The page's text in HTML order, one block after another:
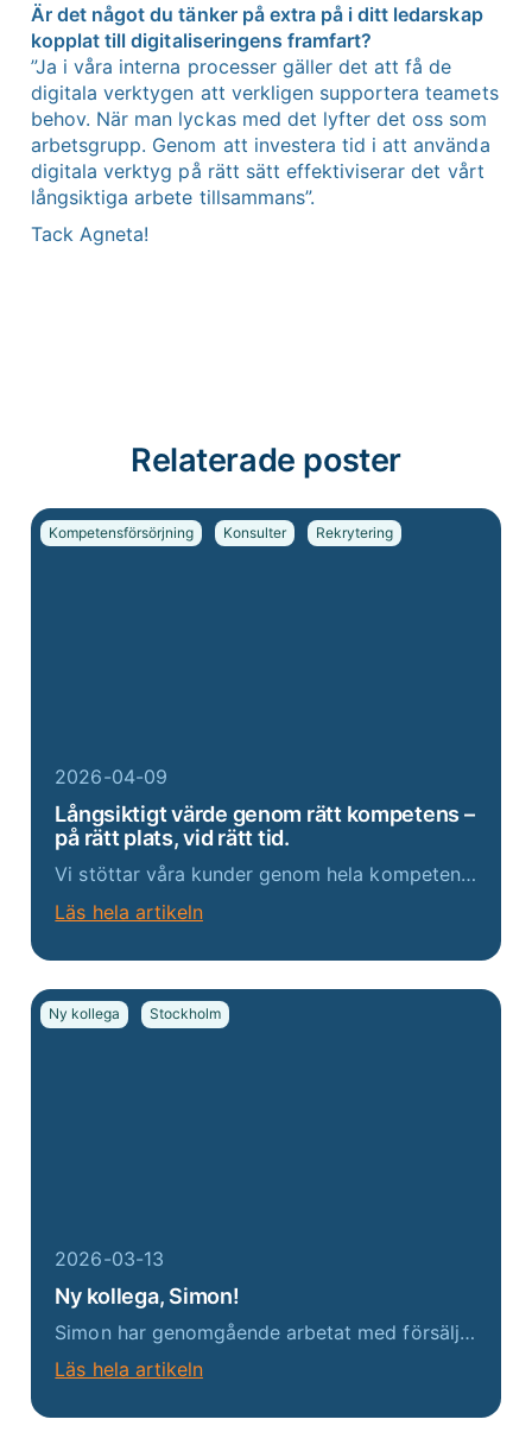
Är det något du tänker på extra på i ditt ledarskap
kopplat till digitaliseringens framfart?
”Ja i våra interna processer gäller det att få de
digitala verktygen att verkligen supportera teamets
behov. När man lyckas med det lyfter det oss som
arbetsgrupp. Genom att investera tid i att använda
digitala verktyg på rätt sätt effektiviserar det vårt
långsiktiga arbete tillsammans”.
Tack Agneta!
Relaterade poster
Kompetensförsörjning Konsulter Rekrytering
2026-04-09
Långsiktigt värde genom rätt kompetens –
på rätt plats, vid rätt tid.
Vi stöttar våra kunder genom hela kompetensresan – från träffsäkra rekryteringar och flexibla konsultlösningar till strategiskt Talent Acquisition-arbete som bygger starka och hållbara organisationer. För oss handlar det inte bara om att tillsätta en ro...
Läs hela artikeln
Ny kollega Stockholm
2026-03-13
Ny kollega, Simon!
Simon har genomgående arbetat med försäljning och kundservice i sin yrkeskarriär. Han har senast arbetat som B2B-säljare på 3 där han ansvarat för hela säljprocessen, från första kontakt till affär för både nya och befintliga kunder. Med ett starkt driv...
Läs hela artikeln